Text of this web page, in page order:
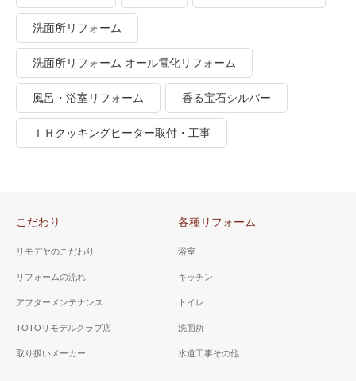
洗面所リフォーム
洗面所リフォーム オール電化リフォーム
風呂・浴室リフォーム 香る宝石シルバー
ＩＨクッキングヒーター取付・工事
こだわり
リモデヤのこだわり
リフォームの流れ
アフターメンテナンス
TOTOリモデルクラブ店
取り扱いメーカー
各種リフォーム
浴室
キッチン
トイレ
洗面所
水道工事その他